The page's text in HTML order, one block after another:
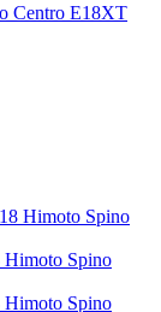
Centro E18XT